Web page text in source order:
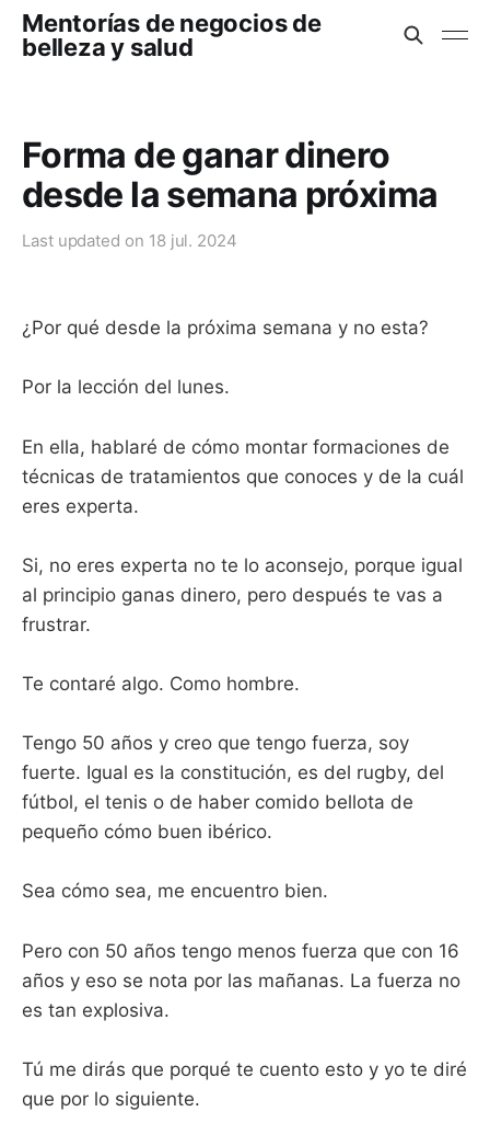
Mentorías de negocios de
belleza y salud
Forma de ganar dinero
desde la semana próxima
Last updated on 18 jul. 2024
¿Por qué desde la próxima semana y no esta?
Por la lección del lunes.
En ella, hablaré de cómo montar formaciones de
técnicas de tratamientos que conoces y de la cuál
eres experta.
Si, no eres experta no te lo aconsejo, porque igual
al principio ganas dinero, pero después te vas a
frustrar.
Te contaré algo. Como hombre.
Tengo 50 años y creo que tengo fuerza, soy
fuerte. Igual es la constitución, es del rugby, del
fútbol, el tenis o de haber comido bellota de
pequeño cómo buen ibérico.
Sea cómo sea, me encuentro bien.
Pero con 50 años tengo menos fuerza que con 16
años y eso se nota por las mañanas. La fuerza no
es tan explosiva.
Tú me dirás que porqué te cuento esto y yo te diré
que por lo siguiente.